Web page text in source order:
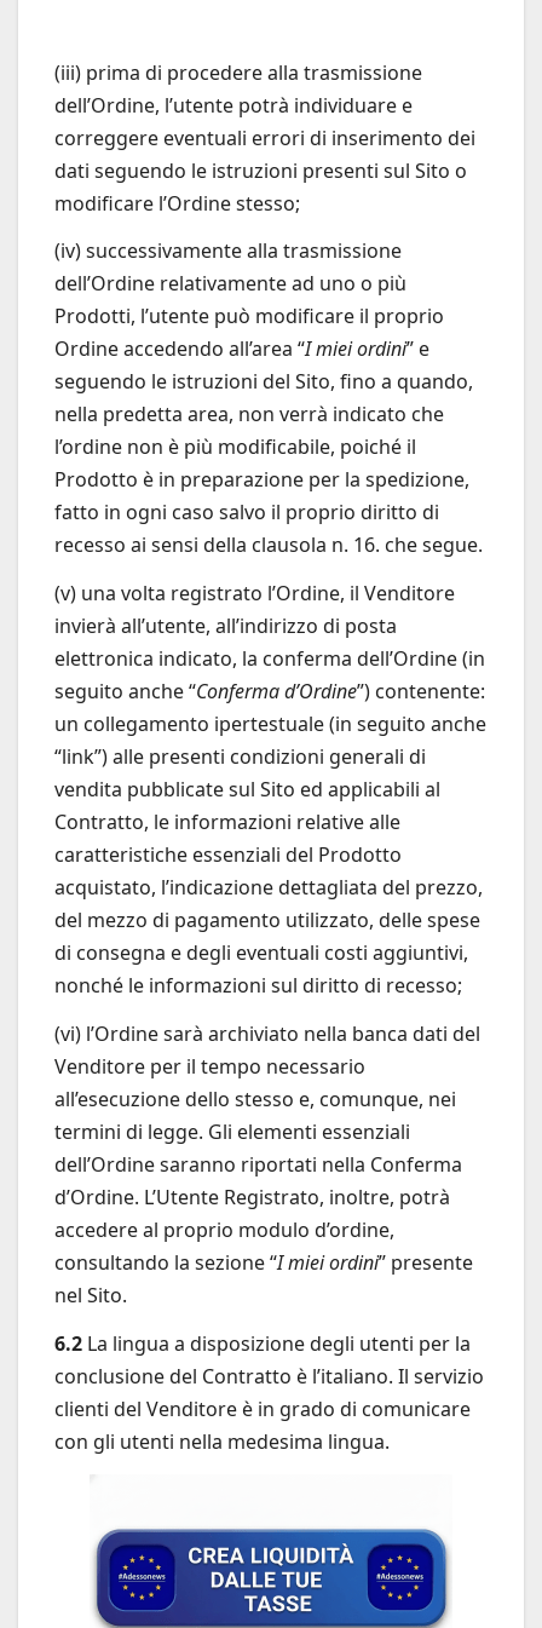
(iii) prima di procedere alla trasmissione
dell’Ordine, l’utente potrà individuare e
correggere eventuali errori di inserimento dei
dati seguendo le istruzioni presenti sul Sito o
modificare l’Ordine stesso;
(iv) successivamente alla trasmissione
dell’Ordine relativamente ad uno o più
Prodotti, l’utente può modificare il proprio
Ordine accedendo all’area “I miei ordini” e
seguendo le istruzioni del Sito, fino a quando,
nella predetta area, non verrà indicato che
l’ordine non è più modificabile, poiché il
Prodotto è in preparazione per la spedizione,
fatto in ogni caso salvo il proprio diritto di
recesso ai sensi della clausola n. 16. che segue.
(v) una volta registrato l’Ordine, il Venditore
invierà all’utente, all’indirizzo di posta
elettronica indicato, la conferma dell’Ordine (in
seguito anche “Conferma d’Ordine”) contenente:
un collegamento ipertestuale (in seguito anche
“link”) alle presenti condizioni generali di
vendita pubblicate sul Sito ed applicabili al
Contratto, le informazioni relative alle
caratteristiche essenziali del Prodotto
acquistato, l’indicazione dettagliata del prezzo,
del mezzo di pagamento utilizzato, delle spese
di consegna e degli eventuali costi aggiuntivi,
nonché le informazioni sul diritto di recesso;
(vi) l’Ordine sarà archiviato nella banca dati del
Venditore per il tempo necessario
all’esecuzione dello stesso e, comunque, nei
termini di legge. Gli elementi essenziali
dell’Ordine saranno riportati nella Conferma
d’Ordine. L’Utente Registrato, inoltre, potrà
accedere al proprio modulo d’ordine,
consultando la sezione “I miei ordini” presente
nel Sito.
6.2 La lingua a disposizione degli utenti per la
conclusione del Contratto è l’italiano. Il servizio
clienti del Venditore è in grado di comunicare
con gli utenti nella medesima lingua.